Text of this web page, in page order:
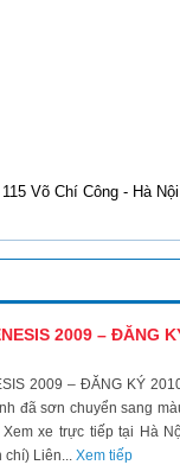
Võ Chí Công - Hà Nội
2009 – ĐĂNG
2009 – ĐĂNG KÝ
đã sơn chuyển sang
xe trực tiếp tại Hà
chí) Liên...Xem tiếp